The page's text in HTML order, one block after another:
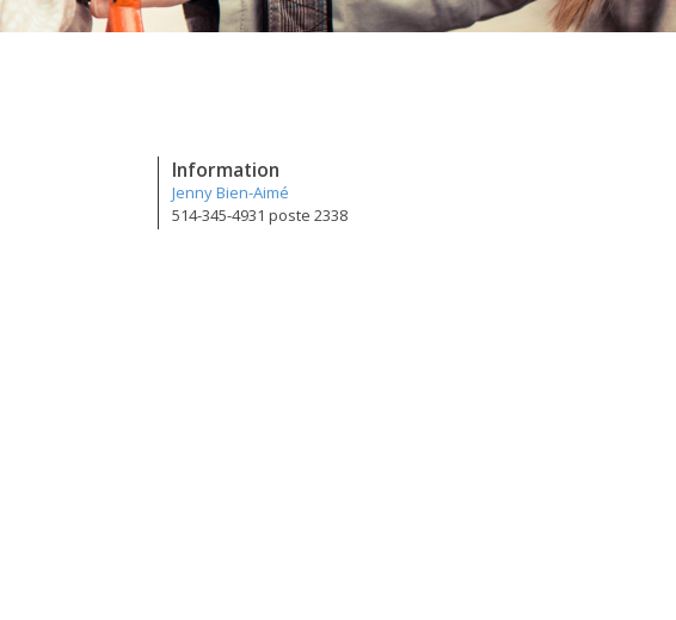
Information
Jenny Bien-Aimé
514-345-4931 poste 2338